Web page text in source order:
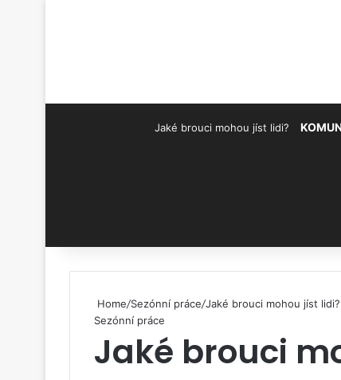
Jaké brouci mohou jíst lidi?
Home/Sezónní práce/Jaké brouci mohou jíst lidi?
Sezónní práce
Jaké brouci